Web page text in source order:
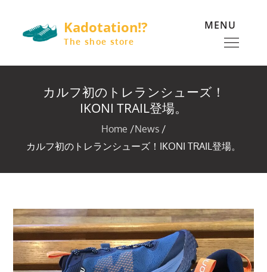
content
Kadotation!?
The shoe store
MENU
カルフ初のトレランシューズ！
IKONI TRAIL登場。
Home
News
カルフ初のトレランシューズ！IKONI TRAIL登場。